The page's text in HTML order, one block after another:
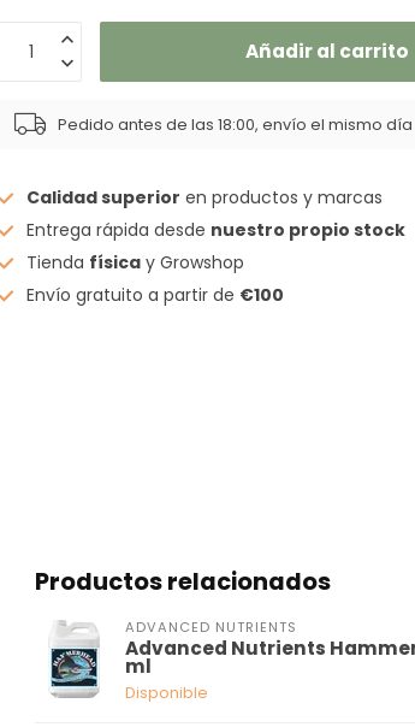
Añadir al carrito
Pedido antes de las 18:00, envío el mismo día
Calidad superior en productos y marcas
Entrega rápida desde nuestro propio stock
Tienda física y Growshop
Envío gratuito a partir de €100
Productos relacionados
ADVANCED NUTRIENTS
Advanced Nutrients
ml
Disponible